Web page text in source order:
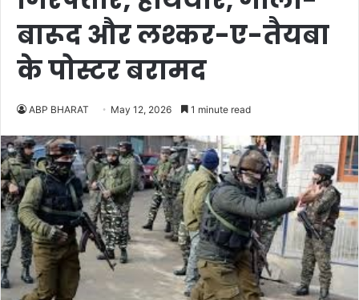
बारूद और लश्कर-ए-तैयबा
के पोस्टर बरामद
ABP BHARAT May 12, 2026 1 minute read